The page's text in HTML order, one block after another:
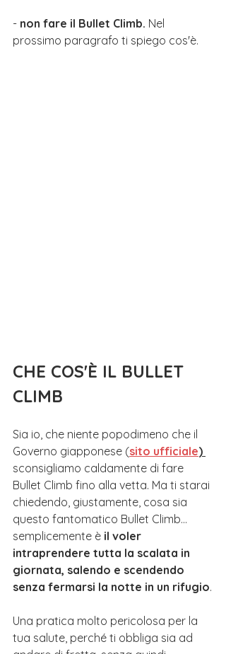
- non fare il Bullet Climb. Nel
prossimo paragrafo ti spiego cos'è.
CHE COS'È IL BULLET
CLIMB
Sia io, che niente popodimeno che il
Governo giapponese (sito ufficiale)
sconsigliamo caldamente di fare
Bullet Climb fino alla vetta. Ma ti starai
chiedendo, giustamente, cosa sia
questo fantomatico Bullet Climb...
semplicemente è il voler
intraprendere tutta la scalata in
giornata, salendo e scendendo
senza fermarsi la notte in un rifugio.
Una pratica molto pericolosa per la
tua salute, perché ti obbliga sia ad